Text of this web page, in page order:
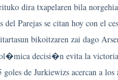
dira txapelaren bila
del Parejas se citan hoy con el
bikoitzaren zai dago
decisi�n evita la victoria
goles de Jurkiewizs acercan a los